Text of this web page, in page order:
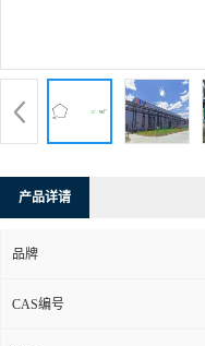
产品详请
品牌
CAS编号